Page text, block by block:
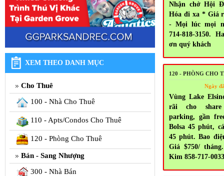
XEM THEO DANH MỤC
Cho Thuê
100 - Nhà Cho Thuê
110 - Apts/Condos Cho Thuê
120 - Phòng Cho Thuê
Bán - Sang Nhượng
300 - Nhà Bán
Nhận chở Hội
Hóa đi xa * Giá
- Mọi lúc mọi
714-818-3150.
ơn quý khách
120 - PHÒNG CHO
Ngày
Vùng Lake
rãi cho
parking, gần
Bolsa 45 phút,
45 phút. Bao
Giá $750/
Kim 858-717-0033